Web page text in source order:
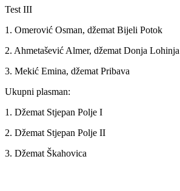
Test III
1. Omerović Osman, džemat Bijeli Potok
2. Ahmetašević Almer, džemat Donja Lohinja
3. Mekić Emina, džemat Pribava
Ukupni plasman:
1. Džemat Stjepan Polje I
2. Džemat Stjepan Polje II
3. Džemat Škahovica